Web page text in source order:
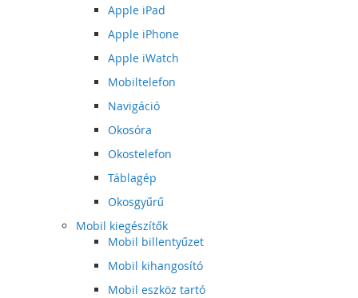
Apple iPad
Apple iPhone
Apple iWatch
Mobiltelefon
Navigáció
Okosóra
Okostelefon
Táblagép
Okosgyűrű
Mobil kiegészítők
Mobil billentyűzet
Mobil kihangosító
Mobil eszköz tartó